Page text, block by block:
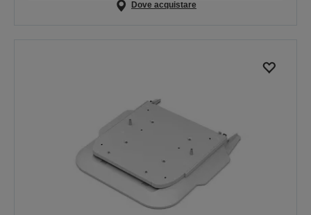
Dove acquistare